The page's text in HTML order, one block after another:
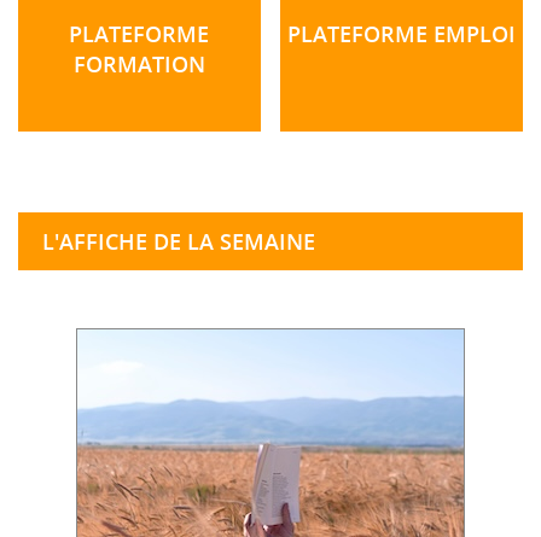
PLATEFORME
FORMATION
PLATEFORME EMPLOI
L'AFFICHE DE LA SEMAINE